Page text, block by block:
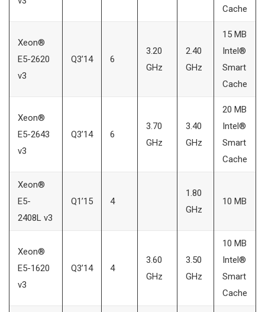
Cache
Xeon®
E5-2620
v3
Q3’14 6
3.20
GHz
2.40
GHz
15 MB
Intel®
Smart
Cache
Xeon®
E5-2643
v3
Q3’14 6
3.70
GHz
3.40
GHz
20 MB
Intel®
Smart
Cache
Xeon®
E5-
2408L v3
Q1’15 4
1.80
GHz
10 MB
Xeon®
E5-1620
v3
Q3’14 4
3.60
GHz
3.50
GHz
10 MB
Intel®
Smart
Cache